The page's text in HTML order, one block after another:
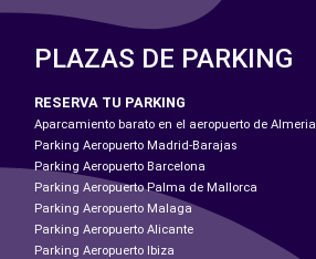
PLAZAS DE PARKING
RESERVA TU PARKING
Aparcamiento barato en el aeropuerto de Almeria
Parking Aeropuerto Madrid-Barajas
Parking Aeropuerto Barcelona
Parking Aeropuerto Palma de Mallorca
Parking Aeropuerto Malaga
Parking Aeropuerto Alicante
Parking Aeropuerto Ibiza